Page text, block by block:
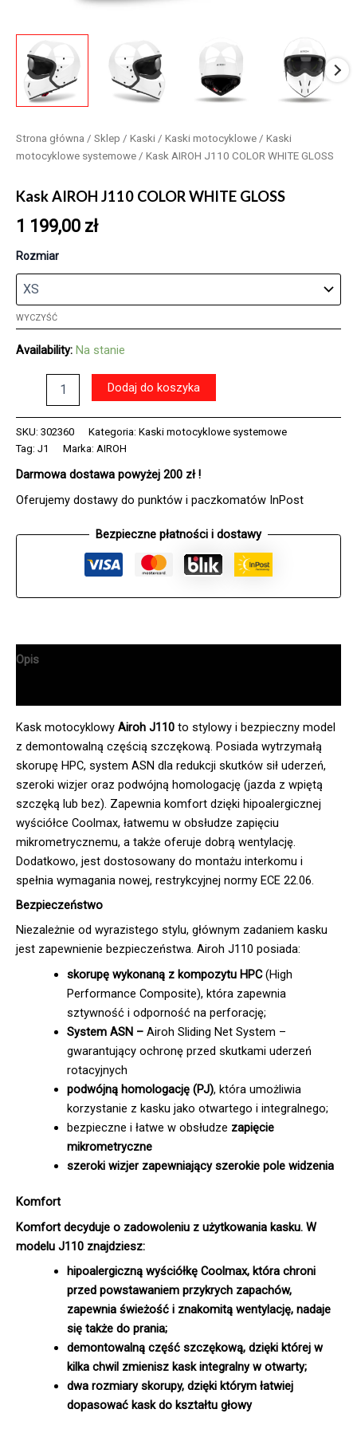
Strona główna / Sklep / Kaski / Kaski motocyklowe / Kaski
motocyklowe systemowe / Kask AIROH J110 COLOR WHITE GLOSS
Kask AIROH J110 COLOR WHITE GLOSS
1 199,00 zł
Rozmiar
WYCZYŚĆ
Availability: Na stanie
J110
COLOR
GLOSS
Dodaj do koszyka
SKU: 302360 Kategoria: Kaski motocyklowe systemowe
Tag: J1 Marka: AIROH
Darmowa dostawa powyżej 200 zł !
Oferujemy dostawy do punktów i paczkomatów InPost
Bezpieczne płatności i dostawy
Opis
Kask motocyklowy Airoh J110 to stylowy i bezpieczny model
z demontowalną częścią szczękową. Posiada wytrzymałą
skorupę HPC, system ASN dla redukcji skutków sił uderzeń,
szeroki wizjer oraz podwójną homologację (jazda z wpiętą
szczęką lub bez). Zapewnia komfort dzięki hipoalergicznej
wyściółce Coolmax, łatwemu w obsłudze zapięciu
mikrometrycznemu, a także oferuje dobrą wentylację.
Dodatkowo, jest dostosowany do montażu interkomu i
spełnia wymagania nowej, restrykcyjnej normy ECE 22.06.
Bezpieczeństwo
Niezależnie od wyrazistego stylu, głównym zadaniem kasku
jest zapewnienie bezpieczeństwa. Airoh J110 posiada:
skorupę wykonaną z kompozytu HPC(High
Performance Composite), która zapewnia
sztywność i odporność na perforację;
System ASN – Airoh Sliding Net System –
gwarantujący ochronę przed skutkami uderzeń
rotacyjnych
podwójną homologację (PJ), która umożliwia
korzystanie z kasku jako otwartego i integralnego;
bezpieczne i łatwe w obsłudze zapięcie
mikrometryczne
szeroki wizjer zapewniający szerokie pole widzenia
Komfort
Komfort decyduje o zadowoleniu z użytkowania kasku. W
modelu J110 znajdziesz:
hipoalergiczną wyściółkę Coolmax, która chroni
przed powstawaniem przykrych zapachów,
zapewnia świeżość i znakomitą wentylację, nadaje
się także do prania;
demontowalną część szczękową, dzięki której w
kilka chwil zmienisz kask integralny w otwarty;
dwa rozmiary skorupy, dzięki którym łatwiej
dopasować kask do kształtu głowy